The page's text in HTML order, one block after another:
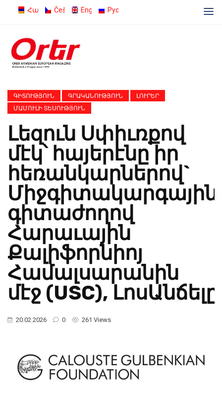
ՀայերենČeština English Русский
ԳԻՏՈՒԹՅՈՒՆ ԳՐԱԿԱՆՈՒԹՅՈՒՆ
ԼՈՒՐԵՐ
ՄԱՄՈՒԼԻ ՏԵՍՈՒԹՅՈՒՆ
Լեզուն Սփիւռքով
մէկ՝ հայերէնը իր
հեռանկարներով`
Միջգիտակարգային
գիտաժողով
Հարաւային
Քալիֆորնիոյ
Համալսարանին
մէջ (USC),
20.02.2026 0 261 Views